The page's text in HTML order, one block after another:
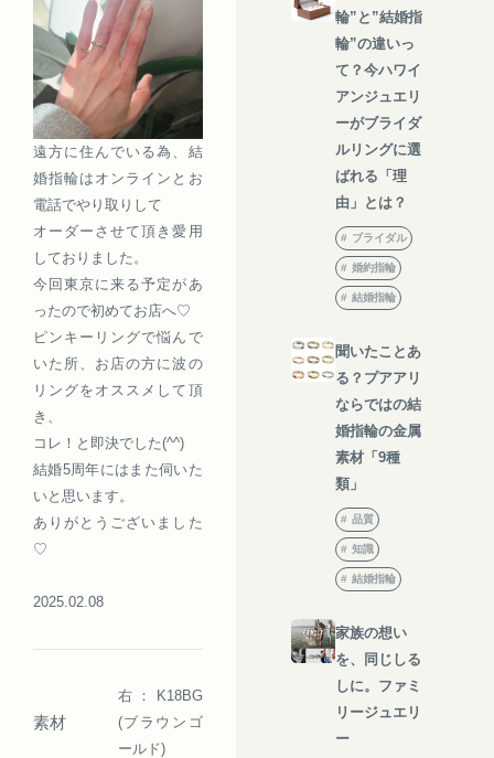
遠方に住んでいる為、結
婚指輪はオンラインとお
電話でやり取りして
オーダーさせて頂き愛用
しておりました。
今回東京に来る予定があ
ったので初めてお店へ♡
ピンキーリングで悩んで
いた所、お店の方に波の
リングをオススメして頂
き、
コレ！と即決でした(^^)
結婚5周年にはまた伺いた
いと思います。
ありがとうございました
♡
2025.02.08
素材
右：K18BG
(ブラウンゴ
ールド)
輪”と”結婚指
輪”の違いっ
て？今ハワイ
アンジュエリ
ーがブライダ
ルリングに選
ばれる「理
由」とは？
ブライダル
婚約指輪
結婚指輪
聞いたことあ
る？プアアリ
ならではの結
婚指輪の金属
素材「9種
類」
品質
知識
結婚指輪
家族の想い
を、同じしる
しに。ファミ
リージュエリ
ー